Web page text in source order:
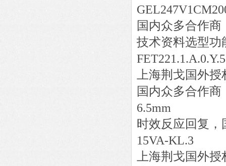
国内众多合作
技术资料选型功
上海荆戈国外
国内众多合作
6.5mm
时效反应回复，
15VA-KL.3
上海荆戈国外